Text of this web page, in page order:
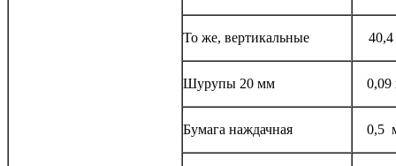
То же, вертикальные
Шурупы 20 мм 0,09
Бумага наждачная 0,5